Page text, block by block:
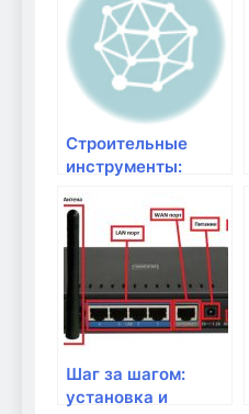
Строительные
инструменты:
надежность от
instruments-nn.ru
Шаг за шагом:
установка и